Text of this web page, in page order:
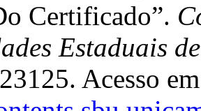
Certificado”.
Estaduais
Acesso